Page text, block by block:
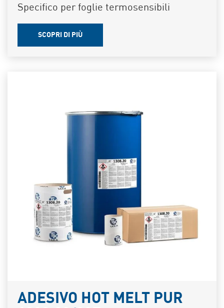
Specifico per foglie termosensibili
SCOPRI DI PIÙ
ADESIVO HOT MELT PUR